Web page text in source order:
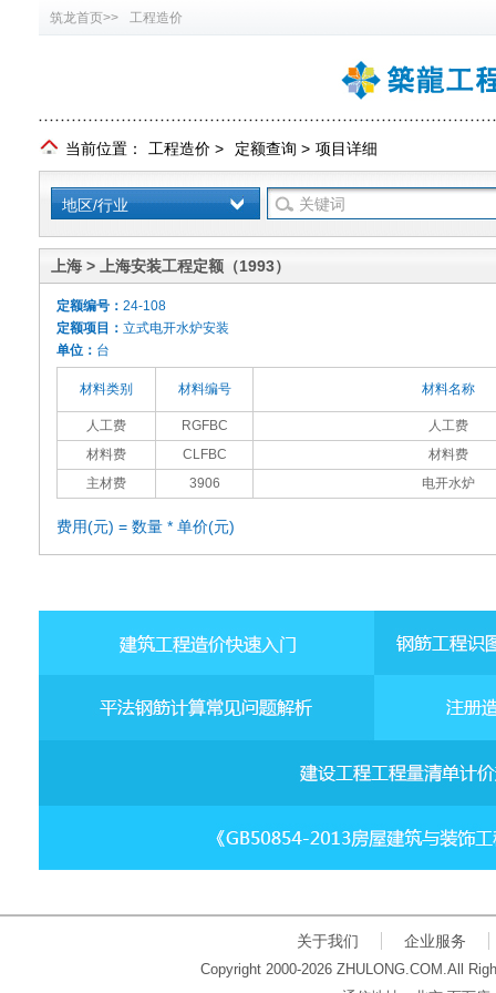
筑龙首页>> 工程造价
当前位置： 工程造价 > 定额查询 > 项目详细
地区/行业
上海 > 上海安装工程定额（1993）
定额编号： 24-108
定额项目： 立式电开水炉安装
单位： 台
材料类别 材料编号 材料名称
人工费 RGFBC
人工费
材料费
CLFBC
材料费
主材费
3906 电开水炉
费用(元) = 数量 * 单价(元)
关于我们 企业服务
Copyright 2000-2026 ZHULONG.COM.All